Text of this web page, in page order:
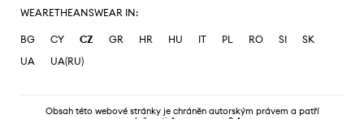
WEARETHEANSWEAR IN:
BG CY CZ GR HR HU IT PL RO SI
SK
UA
UA(RU)
Obsah této webové stránky je chráněn autorským právem a patří